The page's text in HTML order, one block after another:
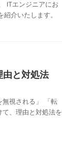
ITエンジニアにお
介いたします。
由と対処法
無視される」 「転
、理由と対処法を